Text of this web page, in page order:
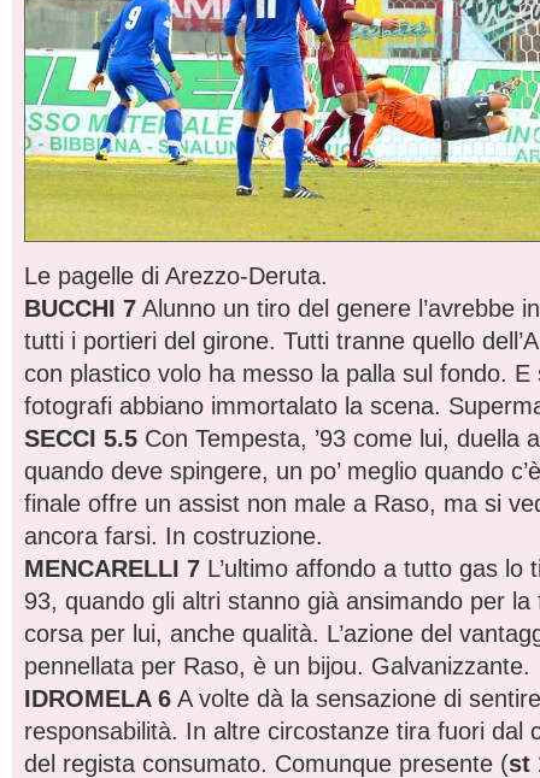
Le pagelle di Arezzo-Deruta.
BUCCHI 7 Alunno un tiro del genere l’avrebbe
tutti i portieri del girone. Tutti tranne quello
con plastico volo ha messo la palla sul fondo. E
fotografi abbiano immortalato la scena.
SECCI 5.5 Con Tempesta, ’93 come lui, duella
quando deve spingere, un po’ meglio quando
finale offre un assist non male a Raso, ma si
ancora farsi. In costruzione.
MENCARELLI 7 L’ultimo affondo a tutto gas lo
93, quando gli altri stanno già ansimando per la
corsa per lui, anche qualità. L’azione del
pennellata per Raso, è un bijou. Galvanizzante.
IDROMELA 6 A volte dà la sensazione di
responsabilità. In altre circostanze tira fuori dal
del regista consumato. Comunque presente (st